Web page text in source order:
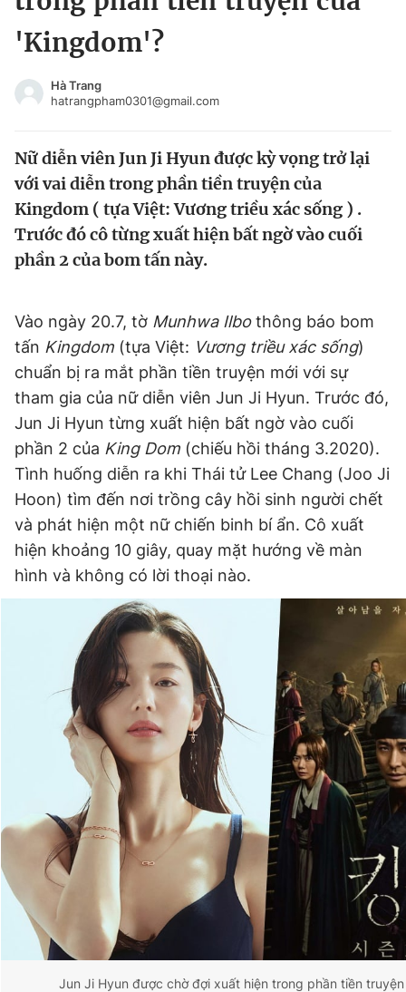
Chào ngày mới
Video Magazine
Sản phẩm khác
Thông tin tòa soạn Liên hệ quảng cáo
Đọc Thanh Niên trên điện thoại
Theo dõi báo trên
0906 645 777
Liên hệ quảng cáo
0908 780 404
Quảng cáo RSS Tòa soạn Chính sách bảo
Tổng biên tập: Nguyễn Ngọc Toàn
Phó tổng biên tập thường trực: Hải Thành
Phó tổng biên tập: Lâm Hiếu Dũng
Phó tổng biên tập: Trần Việt Hưng
Tổng thư ký tòa soạn: Đức Trung
Giấy phép xuất bản số 110/GP - BTTTT cấp ngày 24.3.2020
© 2003-2026 Bản quyền thuộc về Báo Thanh Niên. Cấm sao
chép dưới mọi hình thức nếu không có sự chấp thuận bằng văn
bản. Phát triển bởi ePi Technologies, JSC.
Tin đã xem
Đăng xuất
'Kingdom'?
Hà Trang
hatrangpham0301@gmail.com
Nữ diễn viên Jun Ji Hyun được kỳ vọng trở lại
với vai diễn trong phần tiền truyện của
Kingdom ( tựa Việt: Vương triều xác sống ) .
Trước đó cô từng xuất hiện bất ngờ vào cuối
phần 2 của bom tấn này.
Vào ngày 20.7, tờ Munhwa Ilbothông báo bom
tấn Kingdom (tựa Việt: Vương triều xác sống)
chuẩn bị ra mắt phần tiền truyện mới với sự
tham gia của nữ diễn viên Jun Ji Hyun. Trước đó,
Jun Ji Hyun từng xuất hiện bất ngờ vào cuối
phần 2 của King Dom (chiếu hồi tháng 3.2020).
Tình huống diễn ra khi Thái tử Lee Chang (Joo Ji
Hoon) tìm đến nơi trồng cây hồi sinh người chết
và phát hiện một nữ chiến binh bí ẩn. Cô xuất
hiện khoảng 10 giây, quay mặt hướng về màn
hình và không có lời thoại nào.
Jun Ji Hyun được chờ đợi xuất hiện trong phần tiền